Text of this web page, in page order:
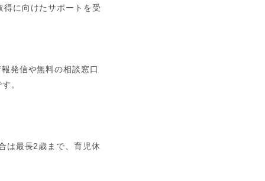
に向けたサポートを受
発信や無料の相談窓口
。
は最長2歳まで、育児休